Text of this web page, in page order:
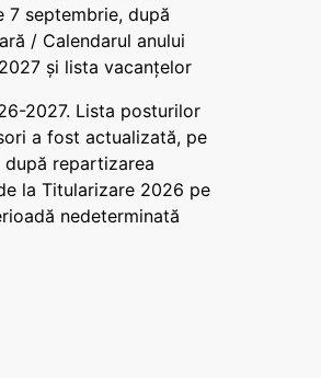
7 septembrie, după
/ Calendarul anului
și lista vacanțelor
2027. Lista posturilor
a fost actualizată, pe
repartizarea
la Titularizare 2026 pe
nedeterminată